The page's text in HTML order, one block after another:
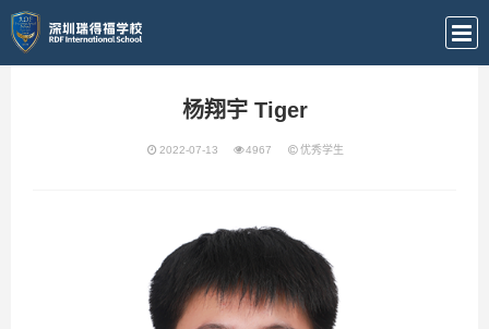
杨翔宇 Tiger
2022-07-13 4967 优秀学生